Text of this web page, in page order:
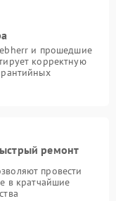
и прошедшие
корректную
ремонт
провести
в кратчайшие